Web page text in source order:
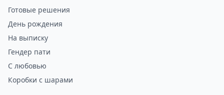
Готовые решения
День рождения
На выписку
Гендер пати
С любовью
Коробки с шарами